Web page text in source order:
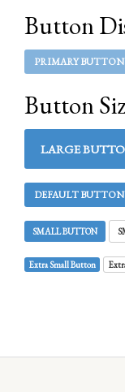
Button
PRIMARY BUTTON
Button
LARGE
DEFAULT BUTTON
SMALL BUTTON
Extra Small Button